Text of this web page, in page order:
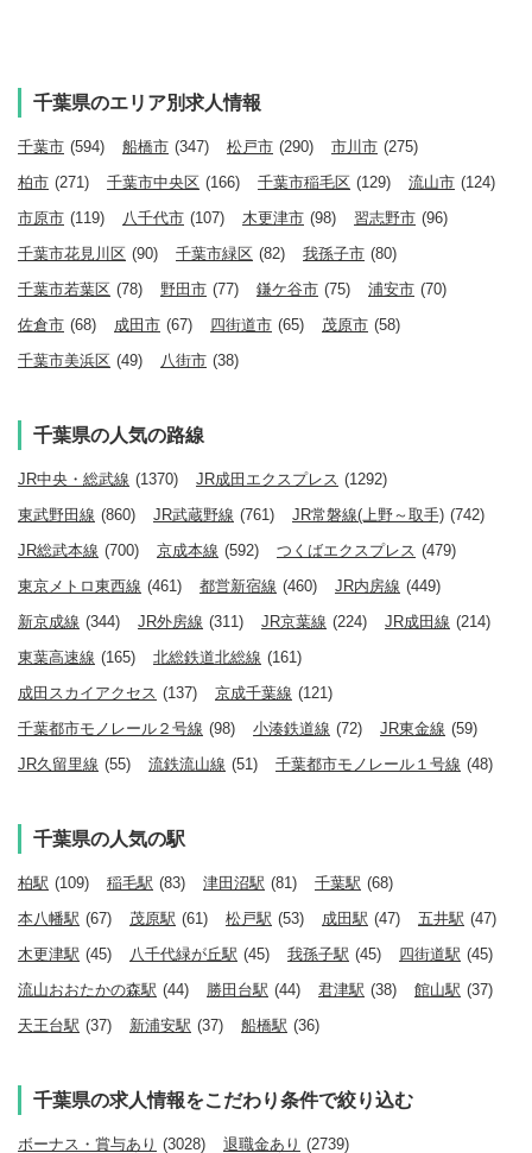
千葉県のエリア別求人情報
千葉市 (594) 船橋市 (347) 松戸市 (290) 市川市 (275)
柏市 (271) 千葉市中央区 (166) 千葉市稲毛区 (129) 流山市 (124)
市原市 (119) 八千代市 (107) 木更津市 (98) 習志野市 (96)
千葉市花見川区 (90) 千葉市緑区 (82) 我孫子市 (80)
千葉市若葉区 (78) 野田市 (77) 鎌ケ谷市 (75) 浦安市 (70)
佐倉市 (68) 成田市 (67) 四街道市 (65) 茂原市 (58)
千葉市美浜区 (49) 八街市 (38)
千葉県の人気の路線
JR中央・総武線 (1370) JR成田エクスプレス (1292)
東武野田線 (860) JR武蔵野線 (761) JR常磐線(上野～取手) (742)
JR総武本線 (700) 京成本線 (592) つくばエクスプレス (479)
東京メトロ東西線 (461) 都営新宿線 (460) JR内房線 (449)
新京成線 (344) JR外房線 (311) JR京葉線 (224) JR成田線 (214)
東葉高速線 (165) 北総鉄道北総線 (161)
成田スカイアクセス (137) 京成千葉線 (121)
千葉都市モノレール２号線 (98) 小湊鉄道線 (72) JR東金線 (59)
JR久留里線 (55) 流鉄流山線 (51) 千葉都市モノレール１号線 (48)
千葉県の人気の駅
柏駅 (109) 稲毛駅 (83) 津田沼駅 (81) 千葉駅 (68)
本八幡駅 (67) 茂原駅 (61) 松戸駅 (53) 成田駅 (47) 五井駅 (47)
木更津駅 (45) 八千代緑が丘駅 (45) 我孫子駅 (45) 四街道駅 (45)
流山おおたかの森駅 (44) 勝田台駅 (44) 君津駅 (38) 館山駅 (37)
天王台駅 (37) 新浦安駅 (37) 船橋駅 (36)
千葉県の求人情報をこだわり条件で絞り込む
ボーナス・賞与あり (3028) 退職金あり (2739)